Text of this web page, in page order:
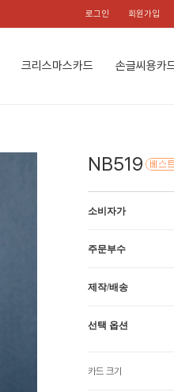
로그인 회원가입
크리스마스카드 손글씨용카
NB519
소비자가
주문부수
제작/배송
선택 옵션
카드 크기